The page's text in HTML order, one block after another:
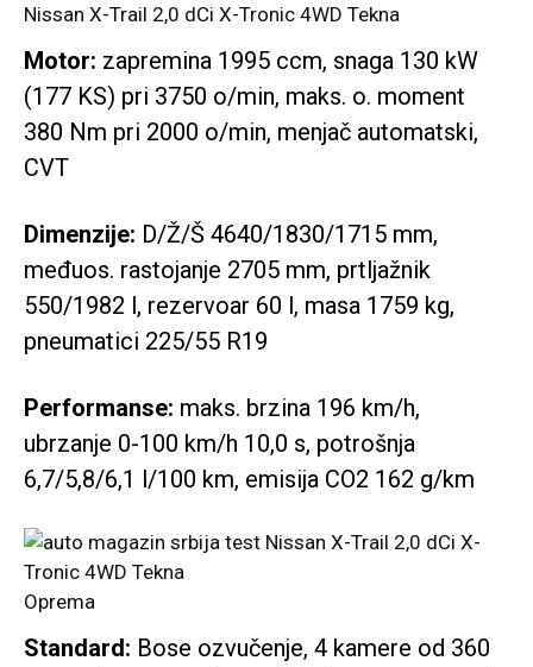
Nissan X-Trail 2,0 dCi X-Tronic 4WD Tekna
Motor: zapremina 1995 ccm, snaga 130 kW
(177 KS) pri 3750 o/min, maks. o. moment
380 Nm pri 2000 o/min, menjač automatski,
CVT
Dimenzije: D/Ž/Š 4640/1830/1715 mm,
međuos. rastojanje 2705 mm, prtljažnik
550/1982 l, rezervoar 60 l, masa 1759 kg,
pneumatici 225/55 R19
Performanse: maks. brzina 196 km/h,
ubrzanje 0-100 km/h 10,0 s, potrošnja
6,7/5,8/6,1 l/100 km, emisija CO2 162 g/km
Oprema
Standard: Bose ozvučenje, 4 kamere od 360